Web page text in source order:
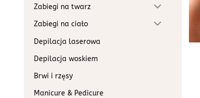
Zabiegi na twarz
Zabiegi na ciało
Depilacja laserowa
Depilacja woskiem
Brwi i rzęsy
Manicure & Pedicure